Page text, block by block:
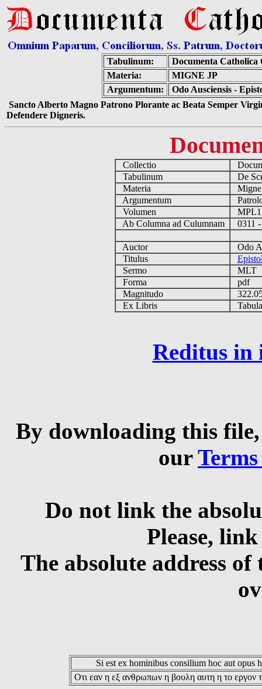
Tabulinum:
Documenta Catholica
Materia:
MIGNE JP
Argumentum:
Odo Ausciensis -
Sancto Alberto Magno Patrono Plorante ac Beata Semper
Defendere Digneris.
Collectio
Tabulinum
De
Materia
Argumentum
Volumen
Ab Columna ad Culumnam
0311
Auctor
Odo
Titulus
Sermo
MLT
Forma
pdf
Magnitudo
Ex Libris
Reditus in
By downloading this
our
Do not link the
Please,
The absolute address
Si est ex hominibus consilium hoc aut opus
Οτι εαν η εξ ανθρωπων η βουλη αυτη η το εργον